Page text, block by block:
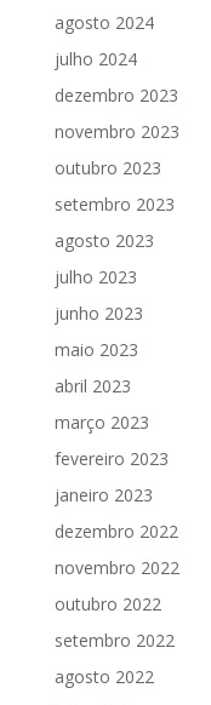
agosto 2024
julho 2024
dezembro 2023
novembro 2023
outubro 2023
setembro 2023
agosto 2023
julho 2023
junho 2023
maio 2023
abril 2023
março 2023
fevereiro 2023
janeiro 2023
dezembro 2022
novembro 2022
outubro 2022
setembro 2022
agosto 2022